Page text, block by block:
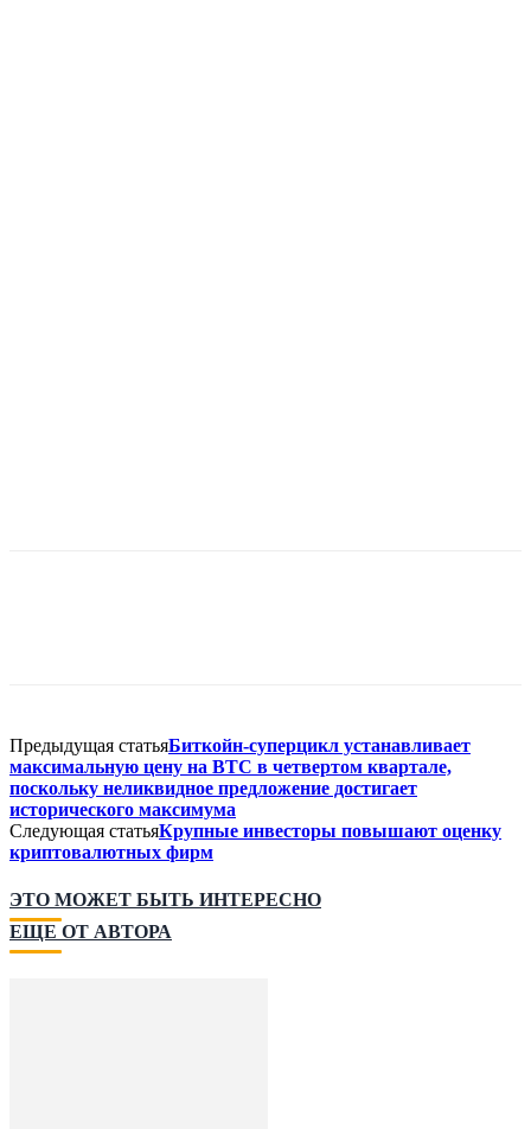
Предыдущая статьяБиткойн-суперцикл устанавливает
максимальную цену на BTC в четвертом квартале,
поскольку неликвидное предложение достигает
исторического максимума
Следующая статьяКрупные инвесторы повышают оценку
криптовалютных фирм
ЭТО МОЖЕТ БЫТЬ ИНТЕРЕСНО
ЕЩЕ ОТ АВТОРА